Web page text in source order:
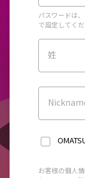
パスワードは
で設定してくだ
姓
お客様の個人